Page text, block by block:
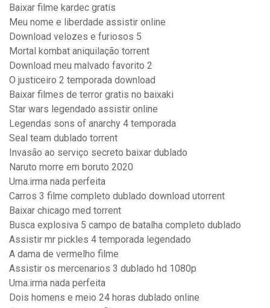
Baixar filme kardec gratis
Meu nome e liberdade assistir online
Download velozes e furiosos 5
Mortal kombat aniquilação torrent
Download meu malvado favorito 2
O justiceiro 2 temporada download
Baixar filmes de terror gratis no baixaki
Star wars legendado assistir online
Legendas sons of anarchy 4 temporada
Seal team dublado torrent
Invasão ao serviço secreto baixar dublado
Naruto morre em boruto 2020
Uma.irma nada perfeita
Carros 3 filme completo dublado download utorrent
Baixar chicago med torrent
Busca explosiva 5 campo de batalha completo dublado
Assistir mr pickles 4 temporada legendado
A dama de vermelho filme
Assistir os mercenarios 3 dublado hd 1080p
Uma.irma nada perfeita
Dois homens e meio 24 horas dublado online